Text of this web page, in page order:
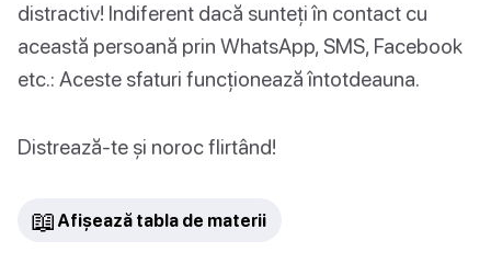
distractiv! Indiferent dacă sunteți în contact cu
această persoană prin WhatsApp, SMS, Facebook
etc.: Aceste sfaturi funcționează întotdeauna.
Distrează-te și noroc flirtând!
📖 Afișează tabla de materii